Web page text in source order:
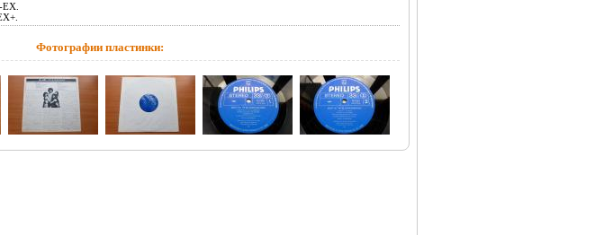
Фотографии пластинки: